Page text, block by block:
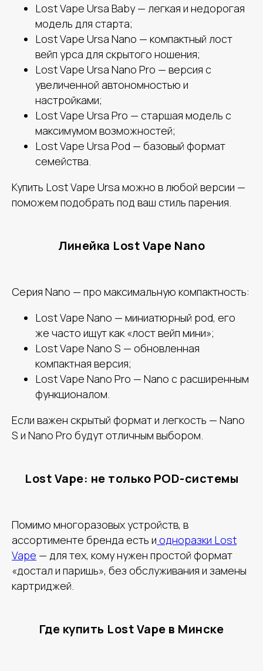
Lost Vape Ursa Baby — легкая и недорогая
модель для старта;
Lost Vape Ursa Nano — компактный лост
вейп урса для скрытого ношения;
Lost Vape Ursa Nano Pro — версия с
увеличенной автономностью и
настройками;
Lost Vape Ursa Pro — старшая модель с
максимумом возможностей;
Lost Vape Ursa Pod — базовый формат
семейства.
Купить Lost Vape Ursa можно в любой версии —
поможем подобрать под ваш стиль парения.
Линейка Lost Vape Nano
Серия Nano — про максимальную компактность:
Lost Vape Nano — миниатюрный pod, его
же часто ищут как «лост вейп мини»;
Lost Vape Nano S — обновленная
компактная версия;
Lost Vape Nano Pro — Nano с расширенным
функционалом.
Если важен скрытый формат и легкость — Nano
S и Nano Pro будут отличным выбором.
Lost Vape: не только POD-системы
Помимо многоразовых устройств, в
ассортименте бренда есть и одноразки Lost
Vape — для тех, кому нужен простой формат
«достал и паришь», без обслуживания и замены
картриджей.
Где купить Lost Vape в Минске